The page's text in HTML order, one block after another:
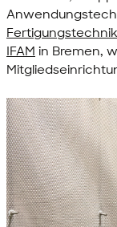
IFAM in Bremen,